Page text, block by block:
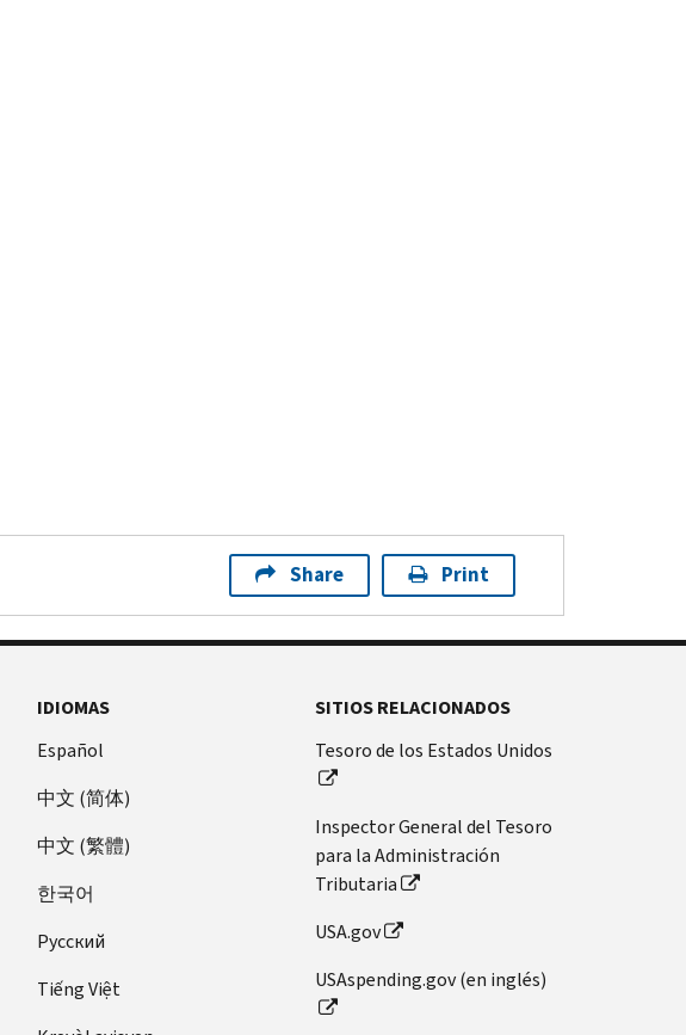
Share Print
IDIOMAS
Español
中文 (简体)
中文 (繁體)
한국어
Pусский
Tiếng Việt
SITIOS RELACIONADOS
Tesoro de los Estados Unidos
Inspector General del Tesoro
para la Administración
Tributaria
USA.gov
USAspending.gov (en inglés)